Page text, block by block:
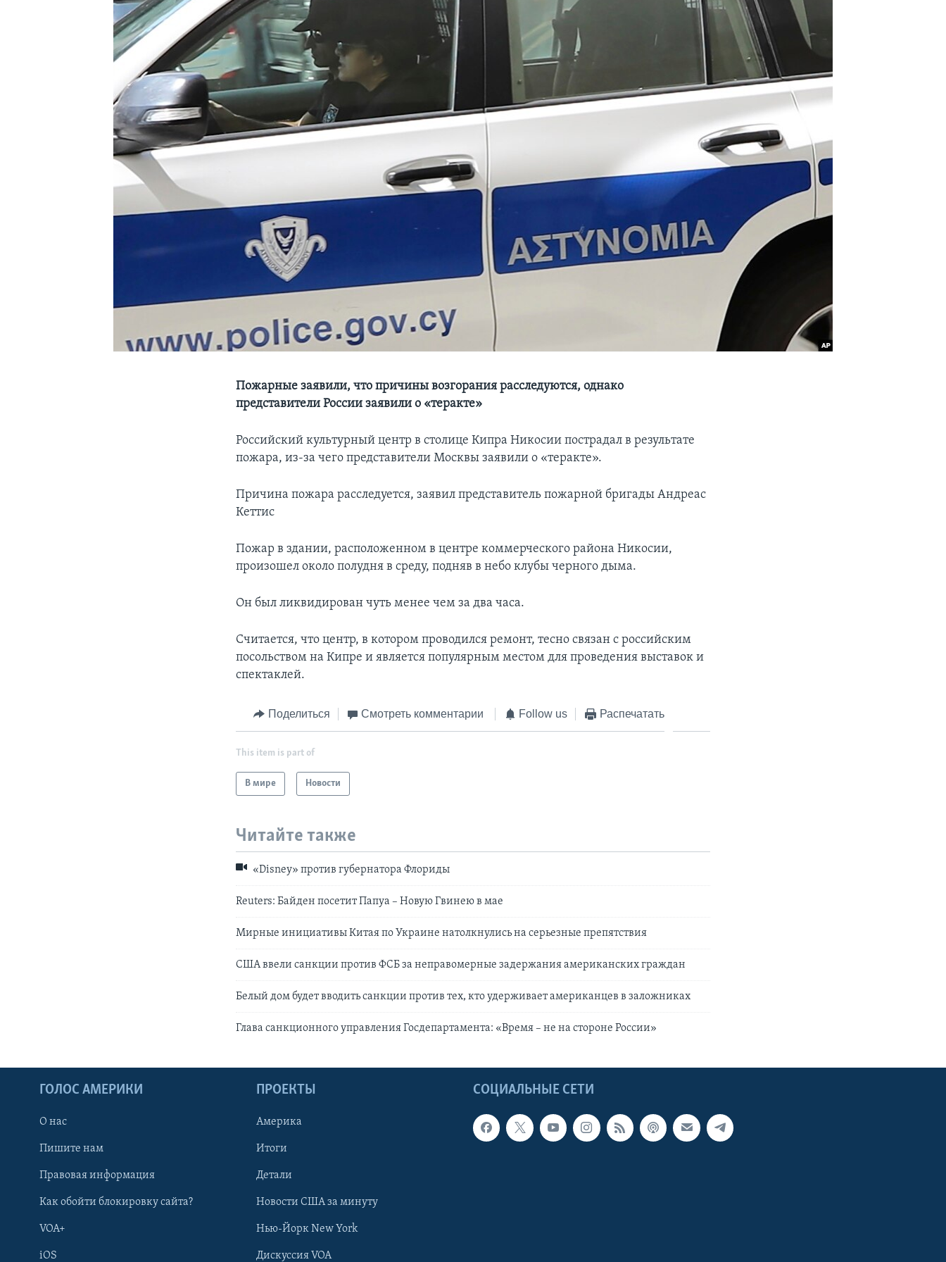
Пожарные заявили, что причины возгорания расследуются, однако
представители России заявили о «теракте»
Российский культурный центр в столице Кипра Никосии пострадал в результате
пожара, из-за чего представители Москвы заявили о «теракте».
Причина пожара расследуется, заявил представитель пожарной бригады Андреас
Кеттис
Пожар в здании, расположенном в центре коммерческого района Никосии,
произошел около полудня в среду, подняв в небо клубы черного дыма.
Он был ликвидирован чуть менее чем за два часа.
Считается, что центр, в котором проводился ремонт, тесно связан с российским
посольством на Кипре и является популярным местом для проведения выставок и
спектаклей.
Поделиться Смотреть комментарии Follow us Распечатать
This item is part of
В мире Новости
Читайте также
«Disney» против губернатора Флориды
Reuters: Байден посетит Папуа – Новую Гвинею в мае
Мирные инициативы Китая по Украине натолкнулись на серьезные препятствия
США ввели санкции против ФСБ за неправомерные задержания американских граждан
Белый дом будет вводить санкции против тех, кто удерживает американцев в заложниках
Глава санкционного управления Госдепартамента: «Время – не на стороне России»
СОЦИАЛЬНЫЕ СЕТИ
ГОЛОС АМЕРИКИ
О нас
Пишите нам
Правовая информация
Как обойти блокировку сайта?
VOA+
iOS
ПРОЕКТЫ
Америка
Итоги
Детали
Новости США за минуту
Нью-Йорк New York
Дискуссия VOA